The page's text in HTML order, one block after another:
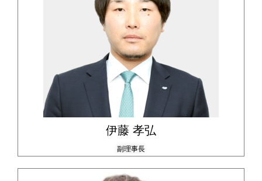
伊藤 孝弘
副理事長